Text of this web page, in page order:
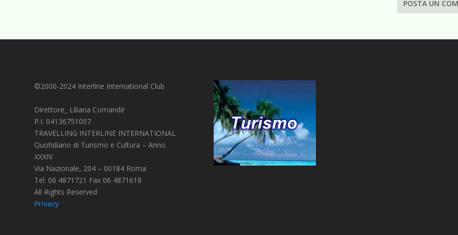
©2000-2024 Interline International Club
Direttore_ Liliana Comandè
P.I. 04136751007
TRAVELLING INTERLINE INTERNATIONAL
Quotidiano di Turismo e Cultura – Anno
XXXIV
Via Nazionale, 204 – 00184 Roma
Tel. 06 4871721 Fax 06 4871618
All Rights Reserved
Privacy